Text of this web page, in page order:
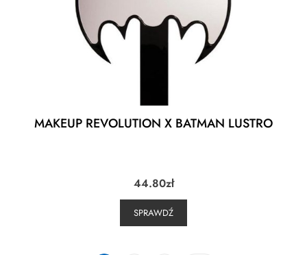
MAKEUP REVOLUTION X BATMAN LUSTRO
44.80zł
SPRAWDŹ